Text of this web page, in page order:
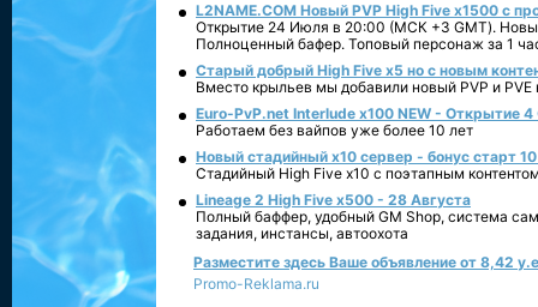
L2NAME.COM Новый PVP High Five x1500 с
Открытие 24 Июля в 20:00 (МСК +3 GMT).
Полноценный бафер. Топовый персонаж за 1
Старый добрый High Five x5 но с новым
Вместо крыльев мы добавили новый PVP и PVE
Euro-PvP.net Interlude х100 NEW - Открытие 4
Работаем без вайпов уже более 10 лет
Новый стадийный х10 сервер - бонус старт
Стадийный High Five x10 с поэтапным
Lineage 2 High Five x500 - 28 Августа
Полный баффер, удобный GM Shop, система
задания, инстансы, автоохота
Разместите здесь Ваше объявление от 8,42
Promo-Reklama.ru